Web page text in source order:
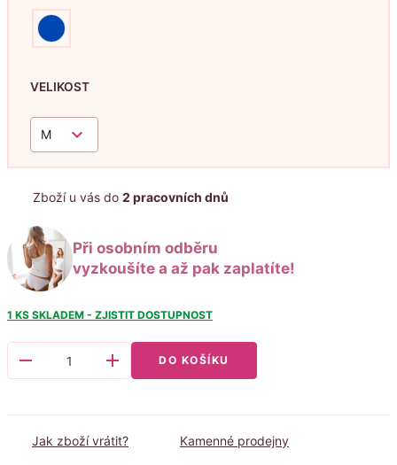
VELIKOST
M keyboard_arrow_down
Zboží u vás do 2 pracovních dnů
Při osobním odběru
vyzkoušíte a až pak zaplatíte!
1 KS SKLADEM - ZJISTIT DOSTUPNOST
remove add DO KOŠÍKU
Jak zboží vrátit? Kamenné prodejny